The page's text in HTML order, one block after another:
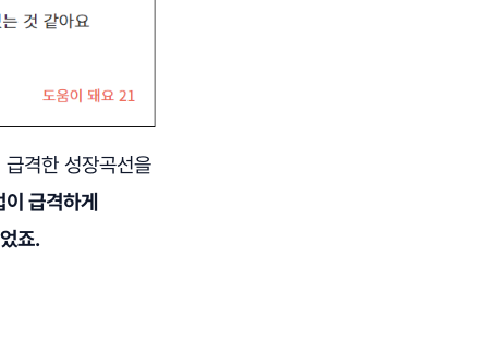
격한 성장곡선을
급격하게
죠.